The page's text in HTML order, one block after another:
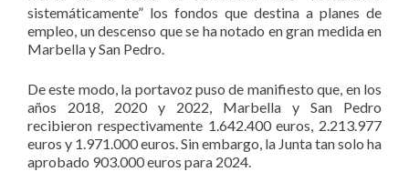
sistemáticamente” los fondos que destina a planes de
empleo, un descenso que se ha notado en gran medida en
Marbella y San Pedro.
De este modo, la portavoz puso de manifiesto que, en los
años 2018, 2020 y 2022, Marbella y San Pedro
recibieron respectivamente 1.642.400 euros, 2.213.977
euros y 1.971.000 euros. Sin embargo, la Junta tan solo ha
aprobado 903.000 euros para 2024.